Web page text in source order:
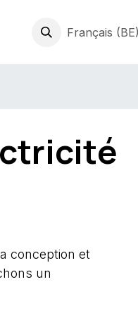
News & Conseils
Français (BE)
conception et
un